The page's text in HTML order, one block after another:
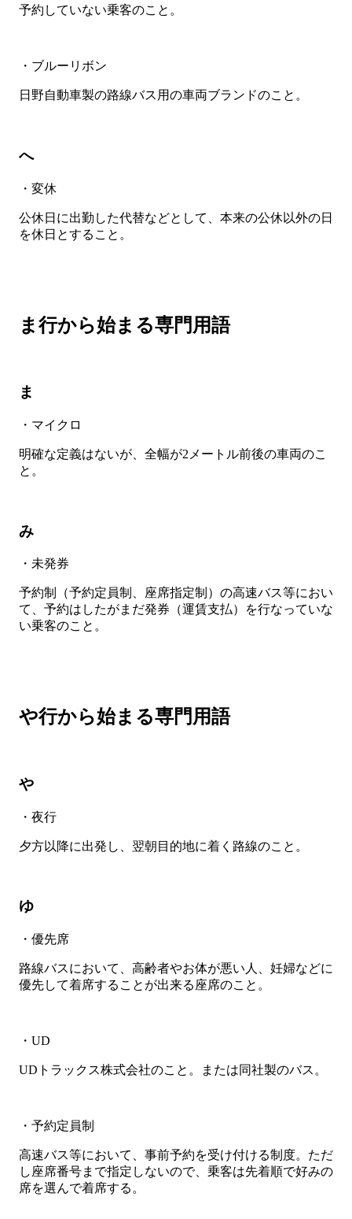
予約していない乗客のこと。
・ブルーリボン
日野自動車製の路線バス用の車両ブランドのこと。
へ
・変休
公休日に出勤した代替などとして、本来の公休以外の日
を休日とすること。
ま行から始まる専門用語
ま
・マイクロ
明確な定義はないが、全幅が2メートル前後の車両のこ
と。
み
・未発券
予約制（予約定員制、座席指定制）の高速バス等におい
て、予約はしたがまだ発券（運賃支払）を行なっていな
い乗客のこと。
や行から始まる専門用語
や
・夜行
夕方以降に出発し、翌朝目的地に着く路線のこと。
ゆ
・優先席
路線バスにおいて、高齢者やお体が悪い人、妊婦などに
優先して着席することが出来る座席のこと。
・UD
UDトラックス株式会社のこと。または同社製のバス。
・予約定員制
高速バス等において、事前予約を受け付ける制度。ただ
し座席番号まで指定しないので、乗客は先着順で好みの
席を選んで着席する。